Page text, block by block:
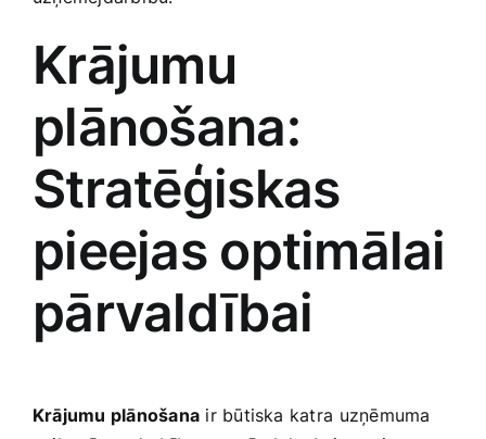
Pakalpojumi
Pārtikas preces
Preces birojam
Preces pieaugušajiem
Rotaļlietas, bērnu preces
Smaržas, kosmētika
Krājumu​
plānošana:​
Stratēģiskas
pieejas optimālai
pārvaldībai
Krājumu plānošana ir būtiska katra ⁢uzņēmuma